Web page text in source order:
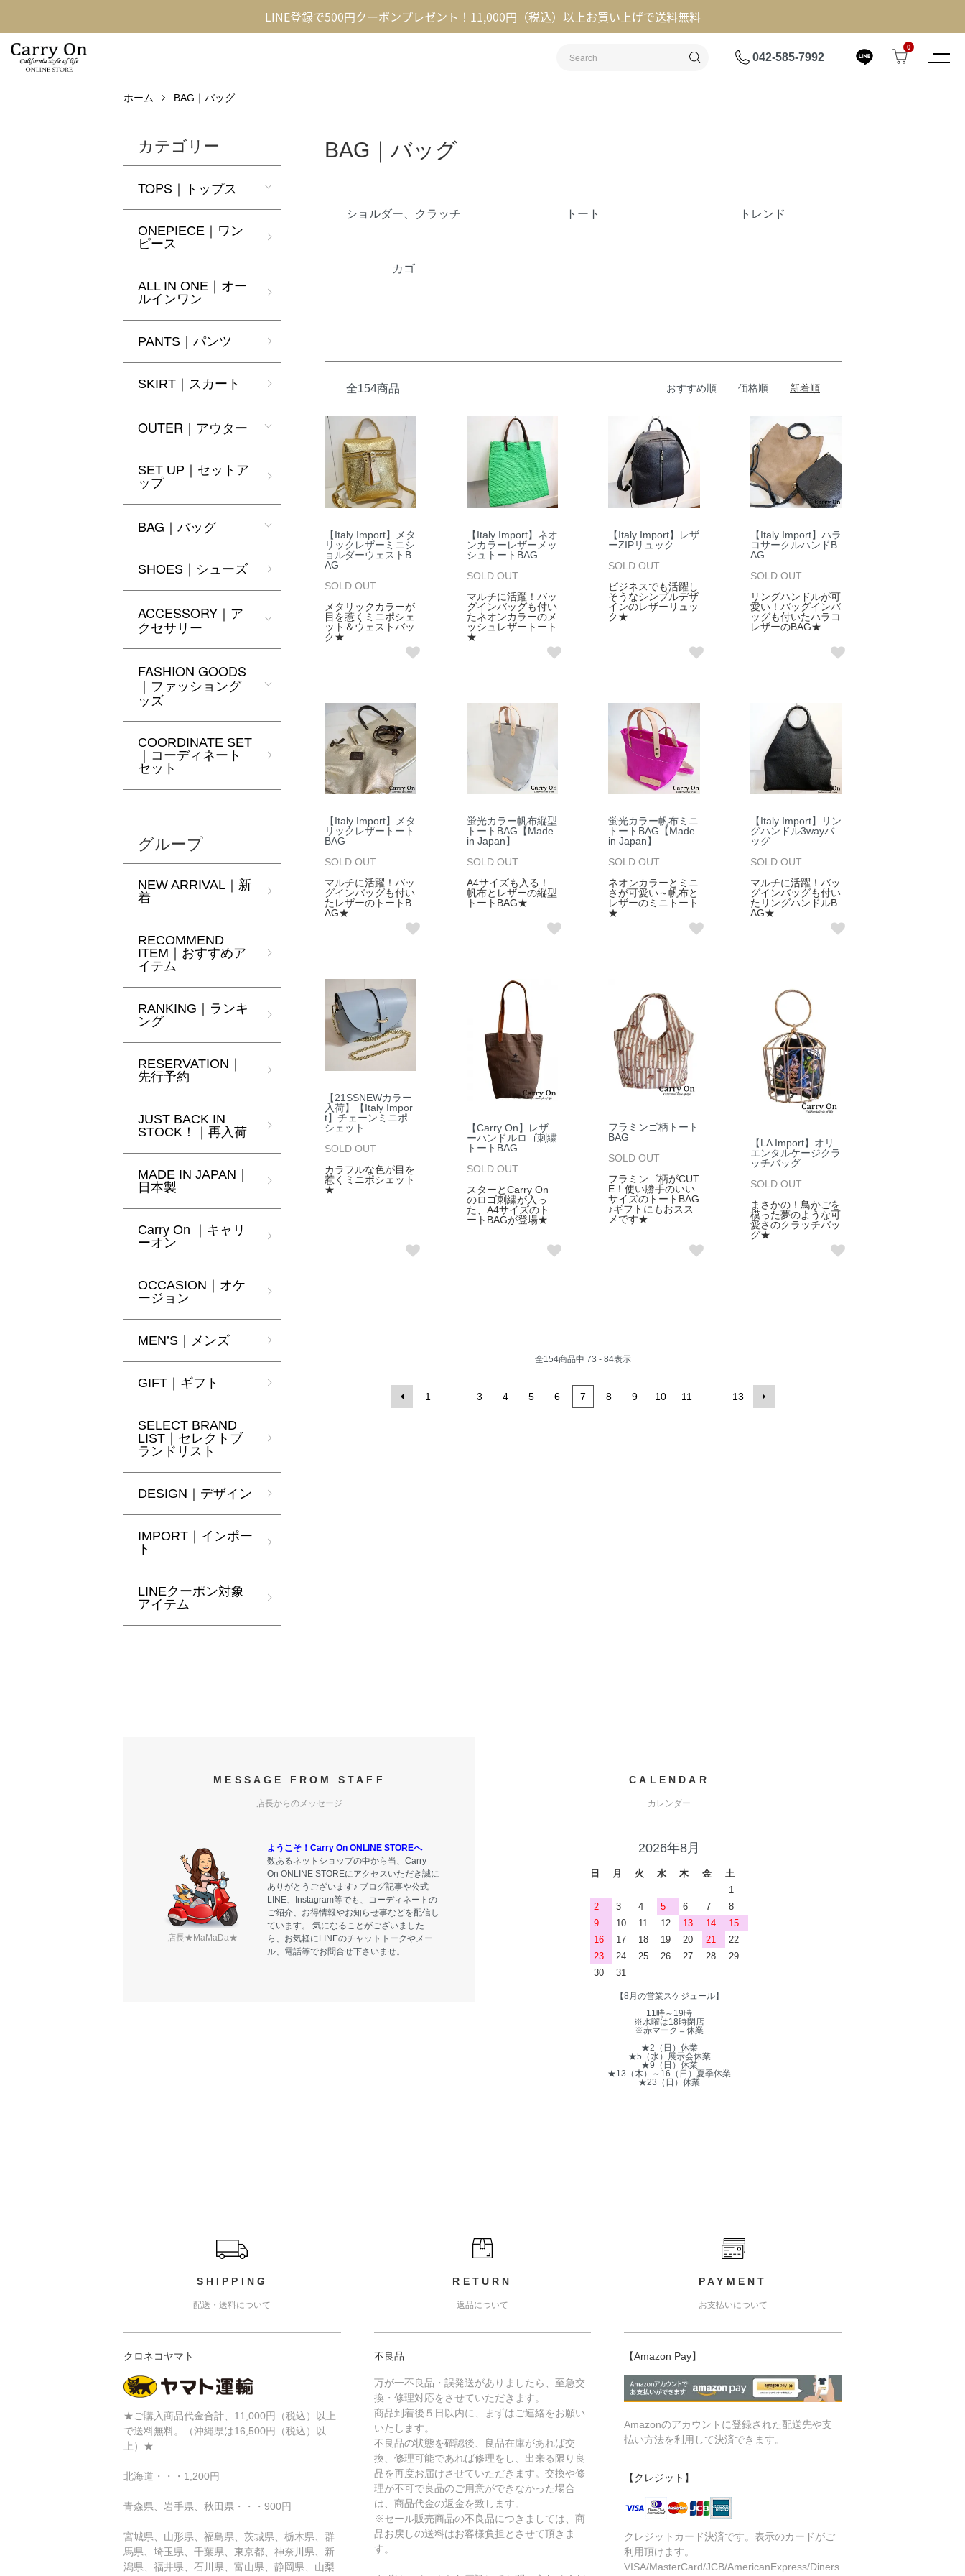
LINE登録で500円クーポンプレゼント！11,000円（税込）以上お買い上げで送料無料
042-585-7992
0
ホーム BAG｜バッグ
BAG｜バッグ
ショルダー、クラッチ トート トレンド
カゴ
全154商品 おすすめ順 価格順 新着順
【Italy Import】メタ
リックレザーミニシ
ョルダーウェストB
AG
SOLD OUT
メタリックカラーが
目を惹くミニポシェ
ット＆ウェストバッ
ク★
【Italy Import】ネオ
ンカラーレザーメッ
シュトートBAG
SOLD OUT
マルチに活躍！バッ
グインバッグも付い
たネオンカラーのメ
ッシュレザートート
★
【Italy Import】レザ
ーZIPリュック
SOLD OUT
ビジネスでも活躍し
そうなシンプルデザ
インのレザーリュッ
ク★
【Italy Import】ハラ
コサークルハンドB
AG
SOLD OUT
リングハンドルが可
愛い！バッグインバ
ッグも付いたハラコ
レザーのBAG★
【Italy Import】メタ
リックレザートート
BAG
SOLD OUT
マルチに活躍！バッ
グインバッグも付い
たレザーのトートB
AG★
蛍光カラー帆布縦型
トートBAG【Made
in Japan】
SOLD OUT
A4サイズも入る！
帆布とレザーの縦型
トートBAG★
蛍光カラー帆布ミニ
トートBAG【Made
in Japan】
SOLD OUT
ネオンカラーとミニ
さが可愛い～帆布と
レザーのミニトート
★
【Italy Import】リン
グハンドル3wayバ
ッグ
SOLD OUT
マルチに活躍！バッ
グインバッグも付い
たリングハンドルB
AG★
【21SSNEWカラー
入荷】【Italy Impor
t】チェーンミニポ
シェット
SOLD OUT
カラフルな色が目を
惹くミニポシェット
★
【Carry On】レザ
ーハンドルロゴ刺繍
トートBAG
SOLD OUT
スターとCarry On
のロゴ刺繍が入っ
た、A4サイズのト
ートBAGが登場★
フラミンゴ柄トート
BAG
SOLD OUT
フラミンゴ柄がCUT
E！使い勝手のいい
サイズのトートBAG
♪ギフトにもおスス
メです★
【LA Import】オリ
エンタルケージクラ
ッチバッグ
SOLD OUT
まさかの！鳥かごを
模った夢のような可
愛さのクラッチバッ
グ★
全154商品中 73 - 84表示
1 ... 3 4 5 6 7 8 9 10 11 ... 13
カテゴリー
TOPS｜トップス
ONEPIECE｜ワン
ピース
ALL IN ONE｜オー
ルインワン
PANTS｜パンツ
SKIRT｜スカート
OUTER｜アウター
SET UP｜セットア
ップ
BAG｜バッグ
SHOES｜シューズ
ACCESSORY｜ア
クセサリー
FASHION GOODS
｜ファッショング
ッズ
COORDINATE SET
｜コーディネート
セット
グループ
NEW ARRIVAL｜新
着
RECOMMEND
ITEM｜おすすめア
イテム
RANKING｜ランキ
ング
RESERVATION｜
先行予約
JUST BACK IN
STOCK！｜再入荷
MADE IN JAPAN｜
日本製
Carry On ｜キャリ
ーオン
OCCASION｜オケ
ージョン
MEN’S｜メンズ
GIFT｜ギフト
SELECT BRAND
LIST｜セレクトブ
ランドリスト
DESIGN｜デザイン
IMPORT｜インポー
ト
LINEクーポン対象
アイテム
MESSAGE FROM STAFF
店長からのメッセージ
店長★MaMaDa★
ようこそ！Carry On ONLINE STOREへ
数あるネットショップの中から当、Carry
On ONLINE STOREにアクセスいただき誠に
ありがとうございます♪ ブログ記事や公式
LINE、Instagram等でも、コーディネートの
ご紹介、お得情報やお知らせ事などを配信し
ています。 気になることがございました
ら、お気軽にLINEのチャットトークやメー
ル、電話等でお問合せ下さいませ。
CALENDAR
カレンダー
2026年8月
日 月 火 水 木 金
土
1
2
3 4 5 6 7
8
9
10 11 12 13 14
15
16
17 18 19 20 21
22
23
24 25 26 27 28
29
30
31
【8月の営業スケジュール】
11時～19時
※水曜は18時閉店
※赤マーク＝休業
★2（日）休業
★5（水）展示会休業
★9（日）休業
★13（木）～16（日）夏季休業
★23（日）休業
ショッピングガイド
SHIPPING
配送・送料について
クロネコヤマト
★ご購入商品代金合計、11,000円（税込）以上
で送料無料。（沖縄県は16,500円（税込）以
上）★
北海道・・・1,200円
青森県、岩手県、秋田県・・・900円
宮城県、山形県、福島県、茨城県、栃木県、群
馬県、埼玉県、千葉県、東京都、神奈川県、新
潟県、福井県、石川県、富山県、静岡県、山梨
RETURN
返品について
不良品
万が一不良品・誤発送がありましたら、至急交
換・修理対応をさせていただきます。
商品到着後５日以内に、まずはご連絡をお願い
いたします。
不良品の状態を確認後、良品在庫があれば交
換、修理可能であれば修理をし、出来る限り良
品を再度お届けさせていただきます。交換や修
理が不可で良品のご用意ができなかった場合
は、商品代金の返金を致します。
※セール販売商品の不良品につきましては、商
品お戻しの送料はお客様負担とさせて頂きま
す。
PAYMENT
お支払いについて
【Amazon Pay】
Amazonのアカウントに登録された配送先や支
払い方法を利用して決済できます。
【クレジット】
クレジットカード決済です。表示のカードがご
利用頂けます。
VISA/MasterCard/JCB/AmericanExpress/Diners